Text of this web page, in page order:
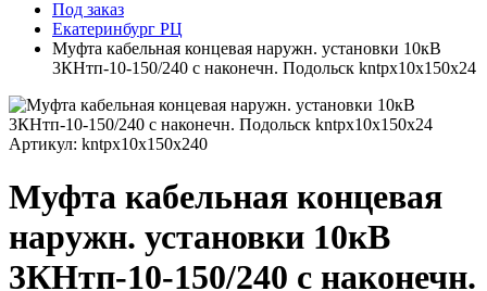
Под заказ
Екатеринбург РЦ
Муфта кабельная концевая наружн. установки 10кВ
3КНтп-10-150/240 с наконечн. Подольск kntpx10x150x24
Артикул: kntpx10x150x240
Муфта кабельная концевая
наружн. установки 10кВ
3КНтп-10-150/240 с наконечн.